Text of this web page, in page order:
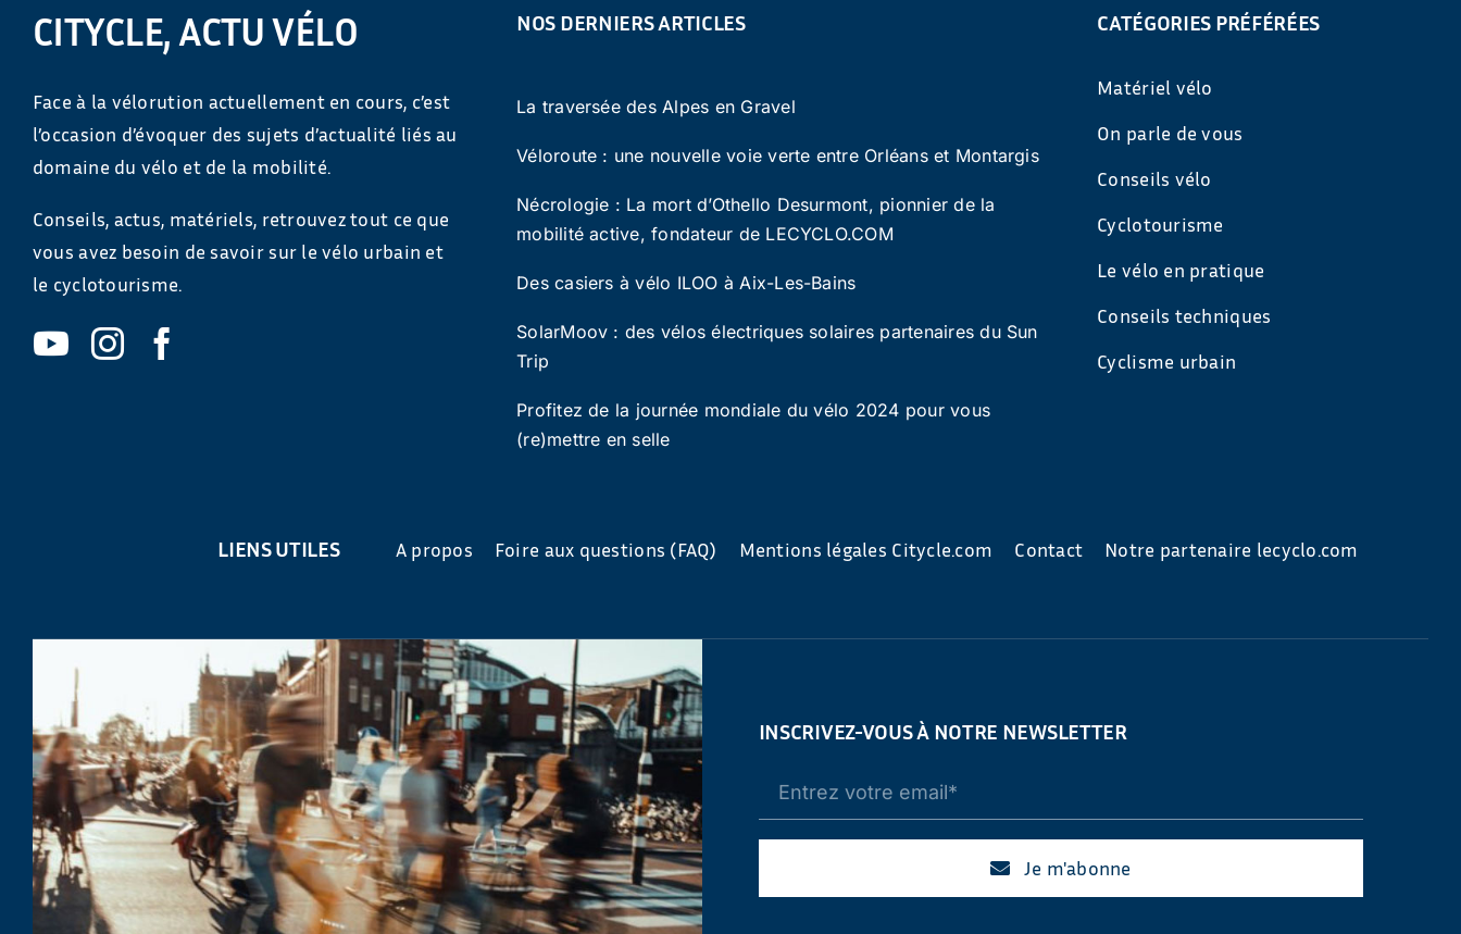
CITYCLE, ACTU VÉLO
Face à la vélorution actuellement en cours, c’est
l’occasion d’évoquer des sujets d’actualité liés au
domaine du vélo et de la mobilité.
Conseils, actus, matériels, retrouvez tout ce que
vous avez besoin de savoir sur le vélo urbain et
le cyclotourisme.
NOS DERNIERS ARTICLES
La traversée des Alpes en Gravel
Véloroute : une nouvelle voie verte entre Orléans et Montargis
Nécrologie : La mort d’Othello Desurmont, pionnier de la
mobilité active, fondateur de LECYCLO.COM
Des casiers à vélo ILOO à Aix-Les-Bains
SolarMoov : des vélos électriques solaires partenaires du Sun
Trip
Profitez de la journée mondiale du vélo 2024 pour vous
(re)mettre en selle
CATÉGORIES PRÉFÉRÉES
Matériel vélo
On parle de vous
Conseils vélo
Cyclotourisme
Le vélo en pratique
Conseils techniques
Cyclisme urbain
LIENS UTILES A propos Foire aux questions (FAQ) Mentions légales Citycle.com Contact Notre partenaire lecyclo.com
INSCRIVEZ-VOUS À NOTRE NEWSLETTER
Je m'abonne